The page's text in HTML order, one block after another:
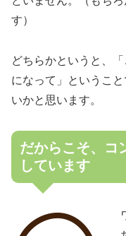
す）
どちらかというと、
になって」というこ
いかと思います。
だからこそ、コ
しています